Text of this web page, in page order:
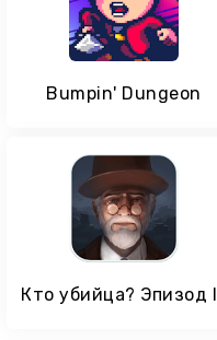
Bumpin' Dungeon
Кто убийца? Эпизод